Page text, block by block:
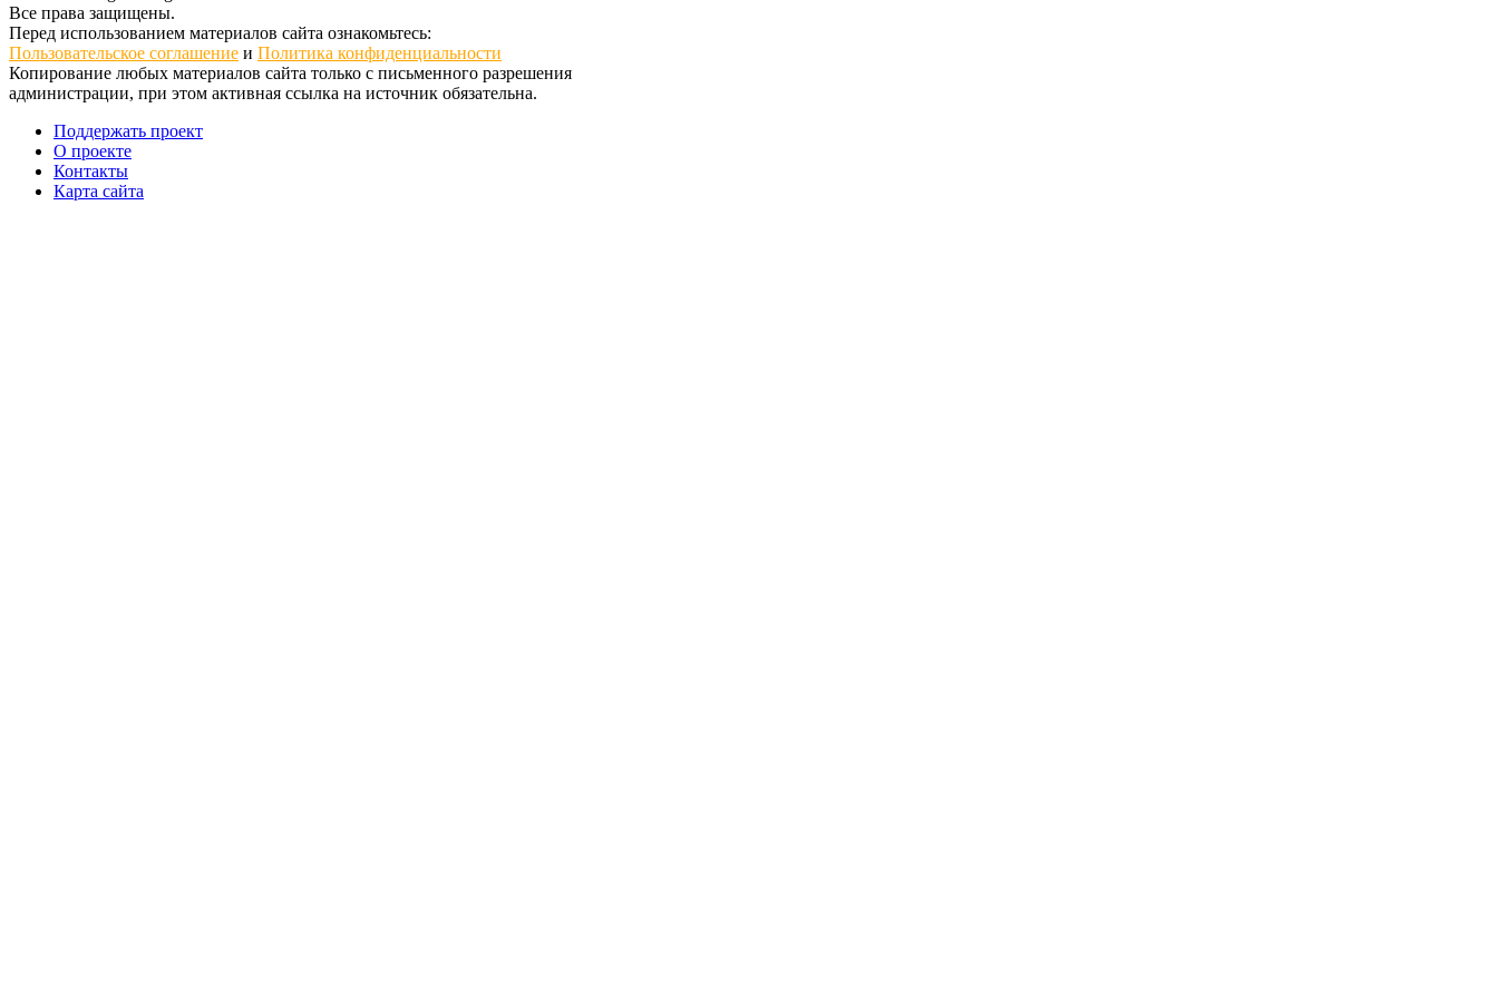
Все права защищены.
Перед использованием материалов сайта ознакомьтесь:
Пользовательское соглашение и Политика конфиденциальности
Копирование любых материалов сайта только с письменного разрешения
администрации, при этом активная ссылка на источник обязательна.
Поддержать проект
О проекте
Контакты
Карта сайта